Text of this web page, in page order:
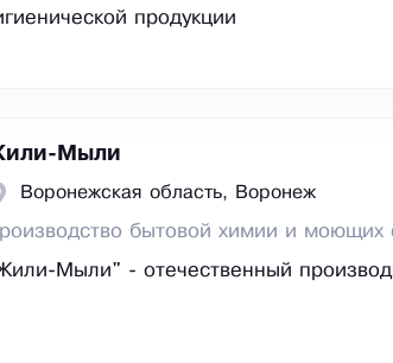
продукции
Мыли
Воронежская область, Воронеж
бытовой химии и моющих
Мыли" - отечественный